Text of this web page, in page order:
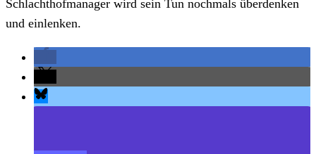
Schlachthofmanager wird sein Tun nochmals überdenken
und einlenken.